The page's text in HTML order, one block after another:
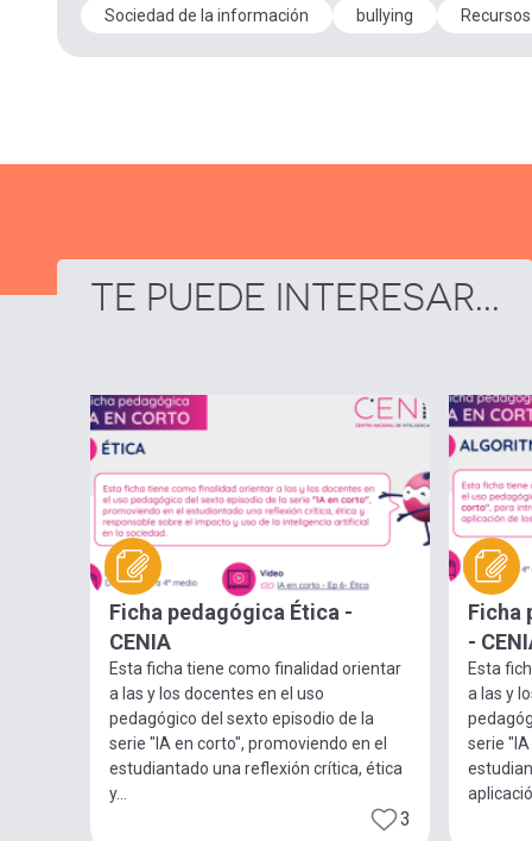
Sociedad de la información
bullying
TE PUEDE INTERESAR...
Ficha pedagógica Ética -
CENIA
Esta ficha tiene como finalidad orientar
a las y los docentes en el uso
pedagógico del sexto episodio de la
serie "IA en corto", promoviendo en el
estudiantado una reflexión crítica, ética
y...
3
Ficha
-
Esta
a las y
serie